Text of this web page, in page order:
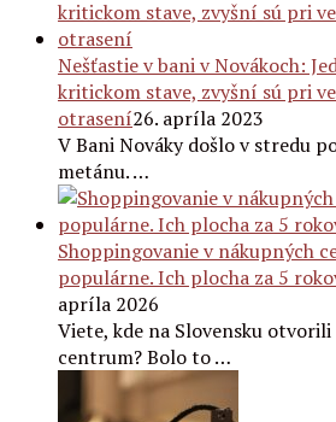
Nešťastie v bani v Novákoch:
kritickom stave, zvyšní sú pri
otrasení26. apríla 2023
V Bani Nováky došlo v stredu
metánu. …
Shoppingovanie v nákupných
populárne. Ich plocha za 5
apríla 2026
Viete, kde na Slovensku
centrum? Bolo to …